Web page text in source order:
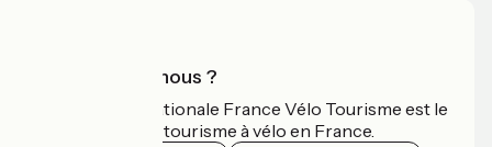
Qui sommes-nous ?
L'association nationale France Vélo Tourisme est le
guide officiel du tourisme à vélo en France.